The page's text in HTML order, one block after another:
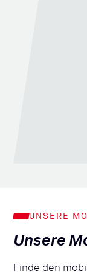
UNSERE
Unsere
Finde den